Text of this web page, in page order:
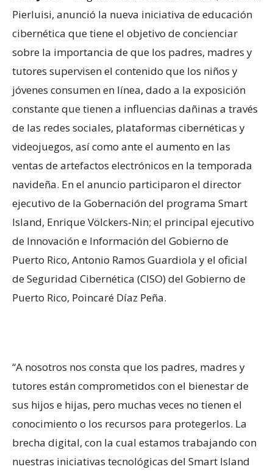
Pierluisi, anunció la nueva iniciativa de educación
cibernética que tiene el objetivo de concienciar
sobre la importancia de que los padres, madres y
tutores supervisen el contenido que los niños y
jóvenes consumen en línea, dado a la exposición
constante que tienen a influencias dañinas a través
de las redes sociales, plataformas cibernéticas y
videojuegos, así como ante el aumento en las
ventas de artefactos electrónicos en la temporada
navideña. En el anuncio participaron el director
ejecutivo de la Gobernación del programa Smart
Island, Enrique Völckers-Nin; el principal ejecutivo
de Innovación e Información del Gobierno de
Puerto Rico, Antonio Ramos Guardiola y el oficial
de Seguridad Cibernética (CISO) del Gobierno de
Puerto Rico, Poincaré Díaz Peña.
“A nosotros nos consta que los padres, madres y
tutores están comprometidos con el bienestar de
sus hijos e hijas, pero muchas veces no tienen el
conocimiento o los recursos para protegerlos. La
brecha digital, con la cual estamos trabajando con
nuestras iniciativas tecnológicas del Smart Island